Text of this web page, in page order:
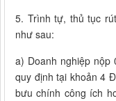
5. Trình tự, thủ tục
như sau:
a) Doanh nghiệp
quy định tại khoản 4
bưu chính công ích